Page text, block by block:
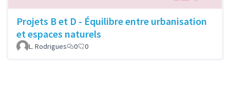
Projets B et D - Équilibre entre urbanisation
et espaces naturels
L. Rodrigues 0 0